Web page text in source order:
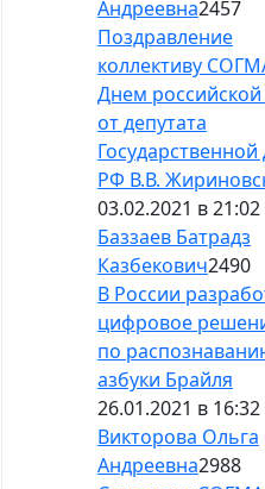
Андреевна2457
Поздравление
коллективу
Днем российской
от депутата
РФ В.В.
03.02.2021 в 21:02
Баззаев Батрадз
Казбекович2490
В России
цифровое
по
азбуки Брайля
26.01.2021 в 16:32
Викторова Ольга
Андреевна2988